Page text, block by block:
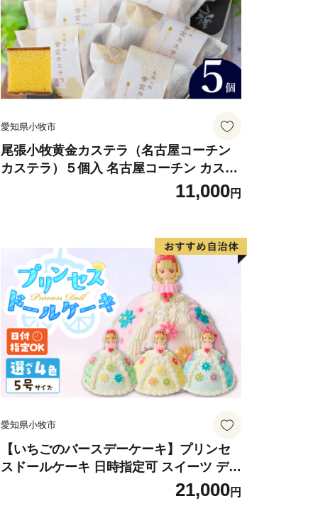
愛知県小牧市
尾張小牧黄金カステラ（名古屋コーチン
カステラ）５個入 名古屋コーチン カステ
ラ ザラメ 常温 愛知県 小牧市 アンプチベ
11,000円
愛知県小牧市
【いちごのバースデーケーキ】プリンセ
スドールケーキ 日時指定可 スイーツ デザ
ート 洋菓子 お取り寄せ 愛知県 小牧市 送
料無料 誕生日 クリスマス お祝い キャラ
21,000円